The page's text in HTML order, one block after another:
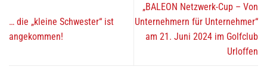
… die „kleine Schwester“ ist
angekommen!
„BALEON Netzwerk-Cup – Von
Unternehmern für Unternehmer“
am 21. Juni 2024 im Golfclub
Urloffen